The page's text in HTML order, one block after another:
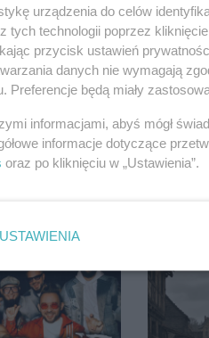
75 tys. zł.
Co się
linię
Na
LPR
urządzenia do celów
tych technologii poprzez
przycisk ustawień
danych nie wymagają
Preferencje będą miały
informacjami, abyś mógł
informacje dotyczące
oraz po kliknięciu w „Ustawienia”.
USTAWIENIA